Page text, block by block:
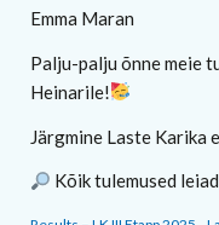
Emma Maran
Palju-palju õnne meie
Heinarile!
Järgmine Laste
Kõik tulemused